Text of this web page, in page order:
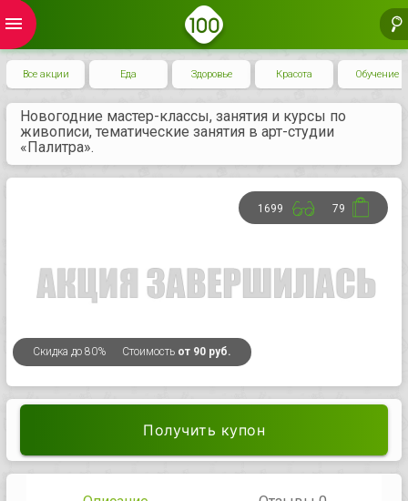
menu
Все акции Еда Здоровье Красота Обучение
Новогодние мастер-классы, занятия и курсы по
живописи, тематические занятия в арт-студии
«Палитра».
Скидка до 80% Стоимость от 90 руб.
1699 79
Получить купон